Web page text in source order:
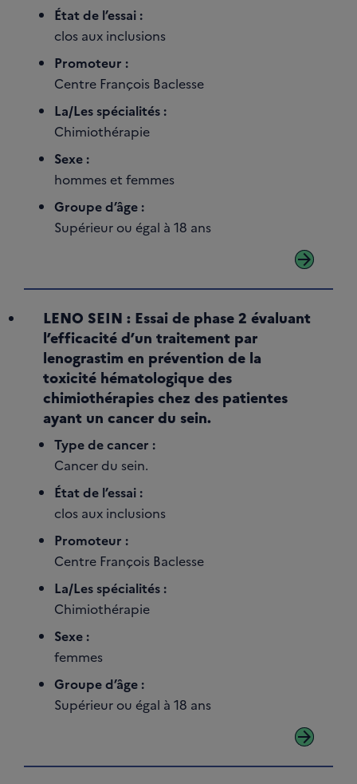
État de l’essai :
clos aux inclusions
Promoteur :
Centre François Baclesse
La/Les spécialités :
Chimiothérapie
Sexe :
hommes et femmes
Groupe d’âge :
Supérieur ou égal à 18 ans
arrow_forward
LENO SEIN : Essai de phase 2 évaluant
l’efficacité d’un traitement par
lenograstim en prévention de la
toxicité hématologique des
chimiothérapies chez des patientes
ayant un cancer du sein.
Type de cancer :
Cancer du sein.
État de l’essai :
clos aux inclusions
Promoteur :
Centre François Baclesse
La/Les spécialités :
Chimiothérapie
Sexe :
femmes
Groupe d’âge :
Supérieur ou égal à 18 ans
arrow_forward